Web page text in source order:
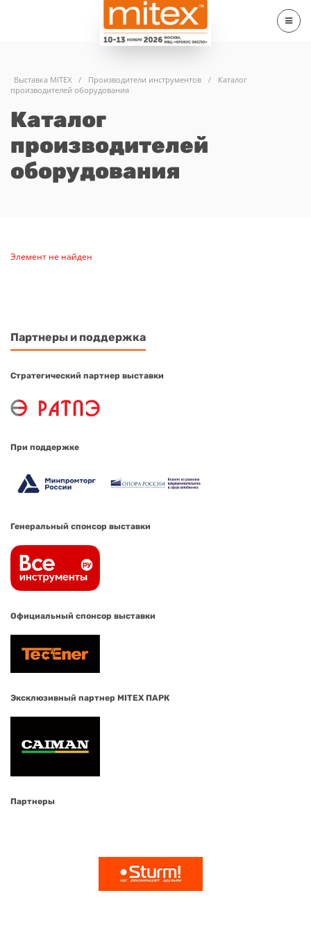
Выставка MITEX / Производители инструментов /
Каталог
производителей оборудования
Каталог
производителей
оборудования
Элемент не найден
Партнеры и поддержка
Стратегический партнер выставки
При поддержке
Генеральный спонсор выставки
Официальный спонсор выставки
Эксклюзивный партнер MITEX ПАРК
Партнеры